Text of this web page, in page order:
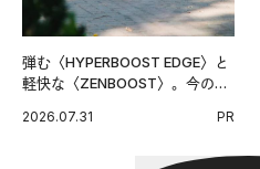
弾む〈HYPERBOOST EDGE〉と
軽快な〈ZENBOOST〉。今の時
出した新機軸。
2026.07.31 PR